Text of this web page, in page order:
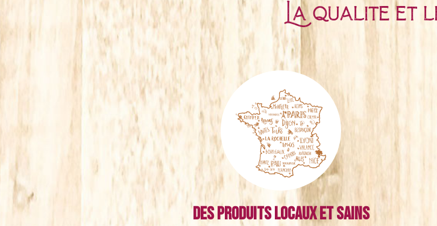
La qualité et
Des produits locaux et sains